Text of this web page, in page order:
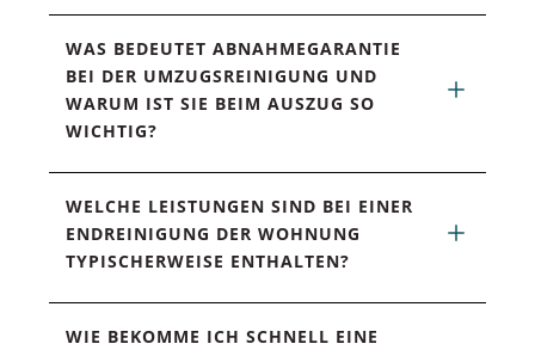
WAS BEDEUTET ABNAHMEGARANTIE
BEI DER UMZUGSREINIGUNG UND
WARUM IST SIE BEIM AUSZUG SO
WICHTIG?
WELCHE LEISTUNGEN SIND BEI EINER
ENDREINIGUNG DER WOHNUNG
TYPISCHERWEISE ENTHALTEN?
WIE BEKOMME ICH SCHNELL EINE